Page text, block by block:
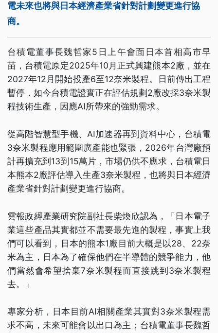
電未來也將與日本經濟產業省針對計劃變更進行協
商。
台積電董事長魏哲家5日上午會面日本首相高市早
苗，台積電原定2025年10月正式興建熊本2廠，並在
2027年12月開始投產6至12奈米製程。日前傳出工程
暫停，如今台積電證實正在評估規劃2廠改採3奈米製
程技術生產，因應AI所帶來的強勁需求。
從高階智慧型手機、AI加速器再到資料中心，台積電
3奈米製程應用範圍廣產能也緊張，2026年台灣廠預
計再擴充到13到15萬片，市場仍供不應求，台積電日
本熊本2廠評估導入生產3奈米製程，也將與日本經濟
產業省針對計劃變更進行協商。
雲報政經產業研究院副社長柴煥欣認為，「日本電子
業這些產品其實都並不需要最先進的製程，事實上我
們可以看到，日本的熊本1廠目前大概是以28、22奈
米為主，日本為了確保他們在半導體的競爭能力，他
們當然會希望捨棄7奈米製程而直接跳到3奈米製程
去。」
專家分析，日本目前AI相關產業其實對3奈米製程需
求不高，未來可能會以出口為主；台積電董事長魏哲